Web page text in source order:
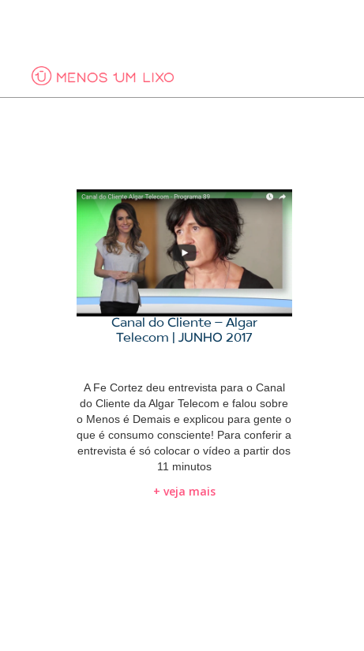
Canal do Cliente – Algar
Telecom | JUNHO 2017
A Fe Cortez deu entrevista para o Canal
do Cliente da Algar Telecom e falou sobre
o Menos é Demais e explicou para gente o
que é consumo consciente! Para conferir a
entrevista é só colocar o vídeo a partir dos
11 minutos
+ veja mais